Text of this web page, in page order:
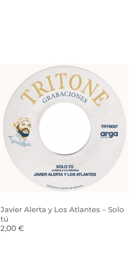
Javier Alerta y Los Atlantes – Solo
tú
2,00 €